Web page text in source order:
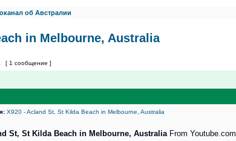
об Австралии
in Melbourne, Australia
[ 1 сообщение ]
X920 - Acland St, St Kilda Beach in Melbourne, Australia
St, St Kilda Beach in Melbourne, AustraliaFrom Youtube.com